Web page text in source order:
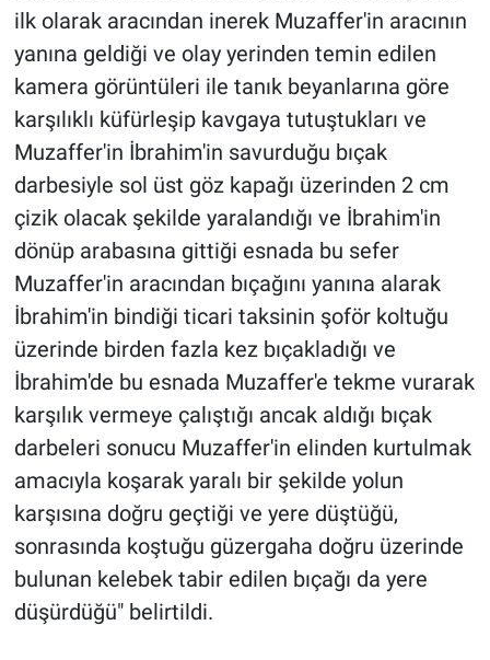
ilk olarak aracından inerek Muzaffer'in aracının
yanına geldiği ve olay yerinden temin edilen
kamera görüntüleri ile tanık beyanlarına göre
karşılıklı küfürleşip kavgaya tutuştukları ve
Muzaffer'in İbrahim'in savurduğu bıçak
darbesiyle sol üst göz kapağı üzerinden 2 cm
çizik olacak şekilde yaralandığı ve İbrahim'in
dönüp arabasına gittiği esnada bu sefer
Muzaffer'in aracından bıçağını yanına alarak
İbrahim'in bindiği ticari taksinin şoför koltuğu
üzerinde birden fazla kez bıçakladığı ve
İbrahim'de bu esnada Muzaffer'e tekme vurarak
karşılık vermeye çalıştığı ancak aldığı bıçak
darbeleri sonucu Muzaffer'in elinden kurtulmak
amacıyla koşarak yaralı bir şekilde yolun
karşısına doğru geçtiği ve yere düştüğü,
sonrasında koştuğu güzergaha doğru üzerinde
bulunan kelebek tabir edilen bıçağı da yere
düşürdüğü" belirtildi.